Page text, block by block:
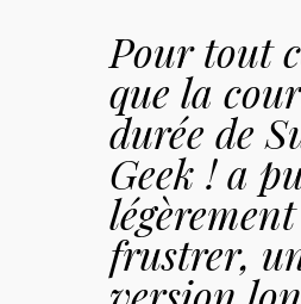
Pour tout
que la
durée de
Geek !a
légèrement
frustrer,